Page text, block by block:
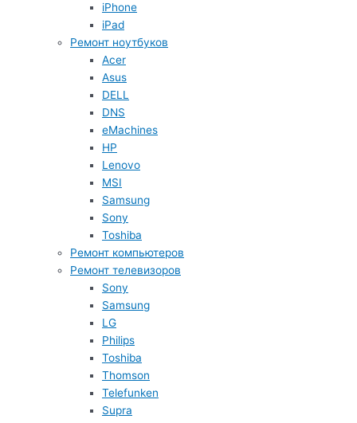
iPhone
iPad
Ремонт ноутбуков
Acer
Asus
DELL
DNS
eMachines
HP
Lenovo
MSI
Samsung
Sony
Toshiba
Ремонт компьютеров
Ремонт телевизоров
Sony
Samsung
LG
Philips
Toshiba
Thomson
Telefunken
Supra